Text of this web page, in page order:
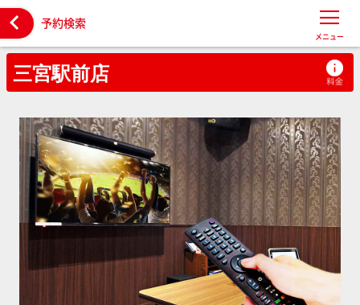
 予約検索
メニュー
三宮駅前店